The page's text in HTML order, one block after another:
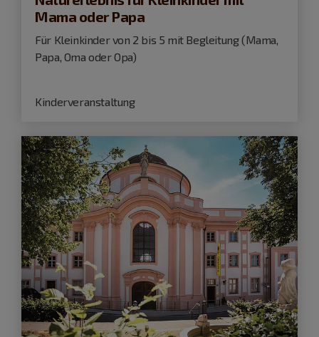
Mama oder Papa
Für Kleinkinder von 2 bis 5 mit Begleitung (Mama,
Papa, Oma oder Opa)
Kinderveranstaltung